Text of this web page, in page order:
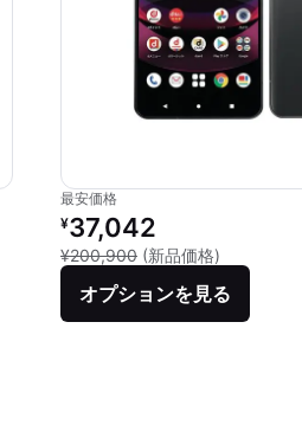
最安価格
リファービッシュ品の価格：
¥37,042
¥200,900 (新品価格)
オプションを見る